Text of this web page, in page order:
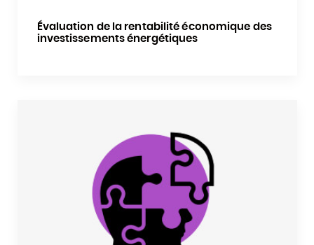
Évaluation de la rentabilité économique des
investissements énergétiques